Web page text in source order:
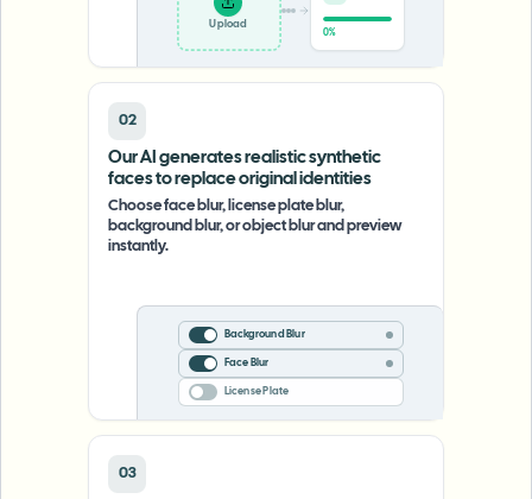
Upload
0%
02
Our AI generates realistic synthetic
faces to replace original identities
Choose face blur, license plate blur,
background blur, or object blur and preview
instantly.
Background Blur
Face Blur
License Plate
03